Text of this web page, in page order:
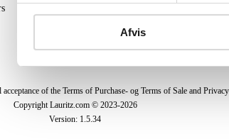
Afvis
Conditions of sale
Conditions
of the Terms of Purchase- og Terms of Sale and
Copyright Lauritz.com © 2023-2026
Version: 1.5.34